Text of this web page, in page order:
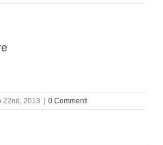
22nd, 2013 0 Commenti